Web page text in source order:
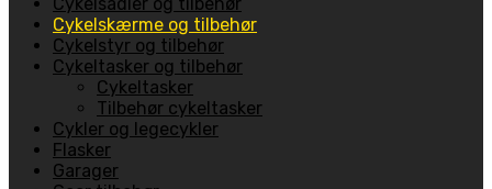
Cykelsadler og tilbehør
Cykelskærme og tilbehør
Cykelstyr og tilbehør
Cykeltasker og tilbehør
Cykeltasker
Tilbehør cykeltasker
Cykler og legecykler
Flasker
Garager